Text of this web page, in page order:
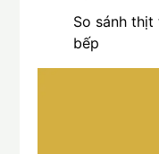
So sánh
bếp